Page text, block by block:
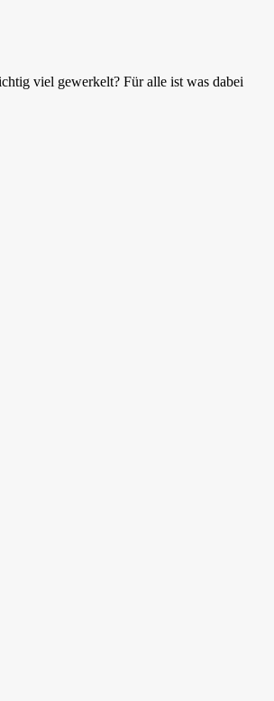
viel gewerkelt? Für alle ist was dabei